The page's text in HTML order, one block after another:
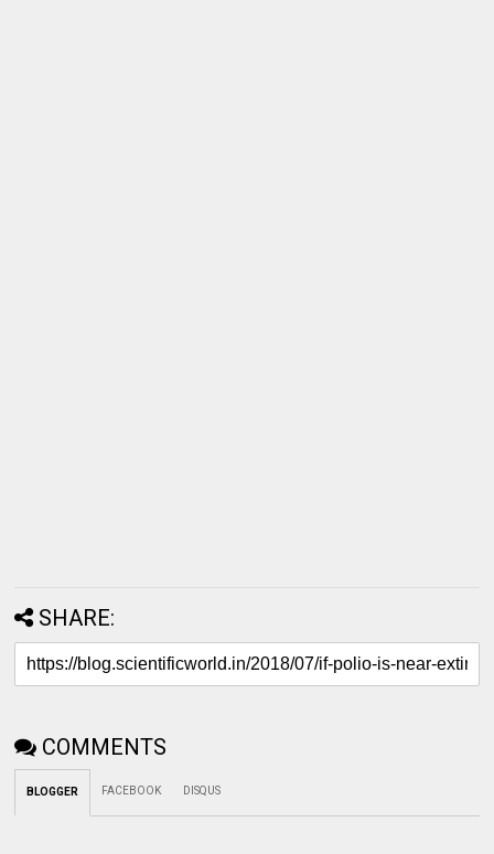
SHARE:
COMMENTS
BLOGGER FACEBOOK DISQUS